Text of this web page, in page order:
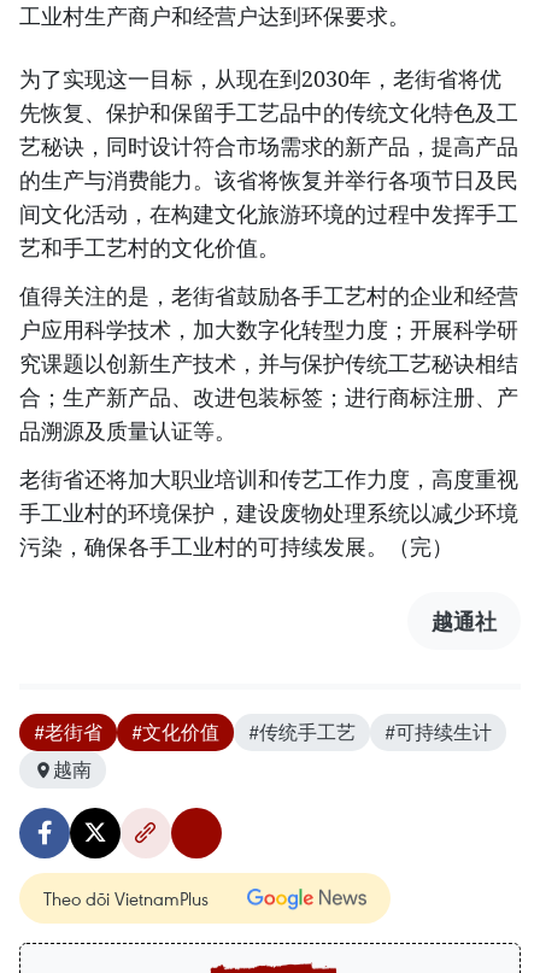
工业村生产商户和经营户达到环保要求。
​为了实现这一目标，从现在到2030年，老街省将优
先恢复、保护和保留手工艺品中的传统文化特色及工
艺秘诀，同时设计符合市场需求的新产品，提高产品
的生产与消费能力。该省将恢复并举行各项节日及民
间文化活动，在构建文化旅游环境的过程中发挥手工
艺和手工艺村的文化价值。
​值得关注的是，老街省鼓励各手工艺村的企业和经营
户应用科学技术，加大数字化转型力度；开展科学研
究课题以创新生产技术，并与保护传统工艺秘诀相结
合；生产新产品、改进包装标签；进行商标注册、产
品溯源及质量认证等。
​老街省还将加大职业培训和传艺工作力度，高度重视
手工业村的环境保护，建设废物处理系统以减少环境
污染，确保各手工业村的可持续发展。（完）
越通社
#老街省 #文化价值 #传统手工艺
#可持续生计
越南
Theo dõi VietnamPlus